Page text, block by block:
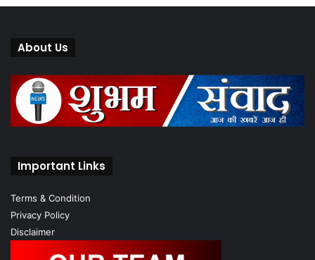
About Us
Important Links
Terms & Condition
Privacy Policy
Disclaimer